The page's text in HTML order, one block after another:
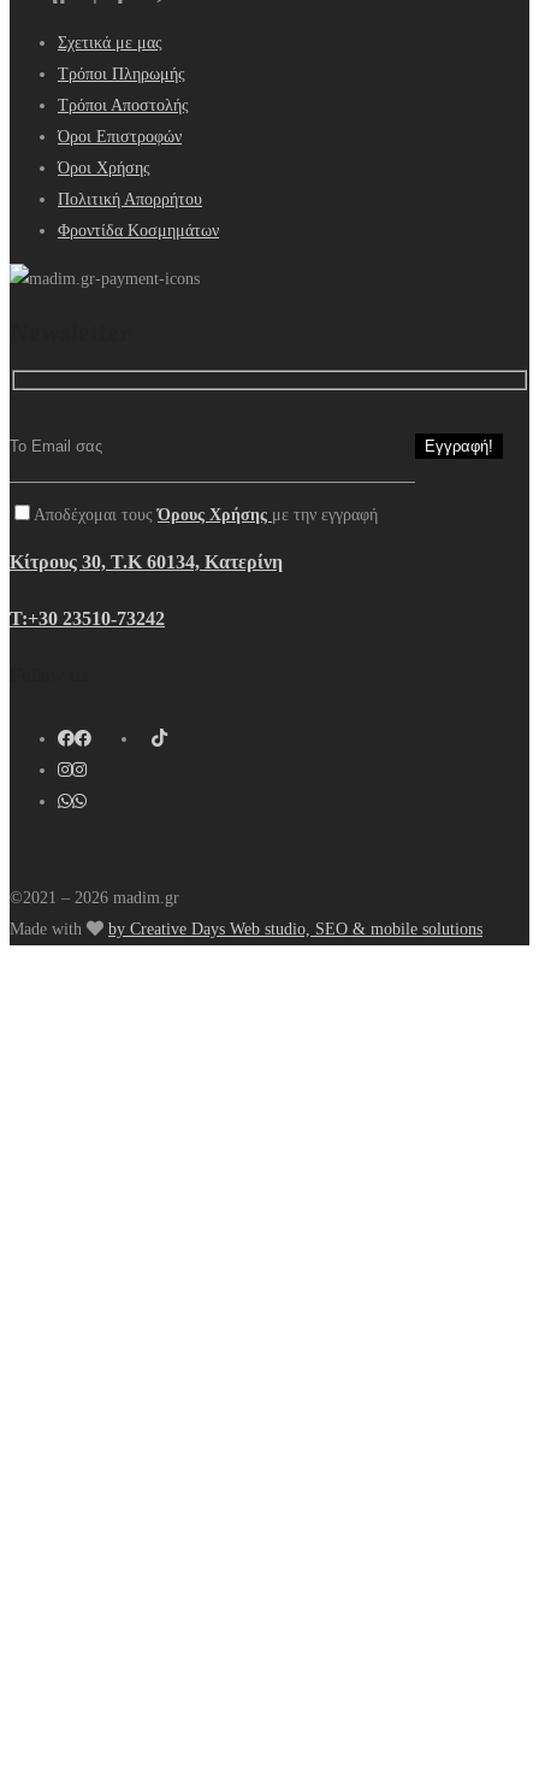
Σχετικά με μας
Τρόποι Πληρωμής
Τρόποι Αποστολής
Όροι Επιστροφών
Όροι Χρήσης
Πολιτική Απορρήτου
Φροντίδα Κοσμημάτων
Αποδέχομαι τουςΌρους Χρήσης με την εγγραφή
Κίτρους 30, Τ.Κ 60134, Κατερίνη
Τ:+30 23510-73242
©2021 – 2026 madim.gr
Made with
by Creative Days Web studio, SEO & mobile solutions